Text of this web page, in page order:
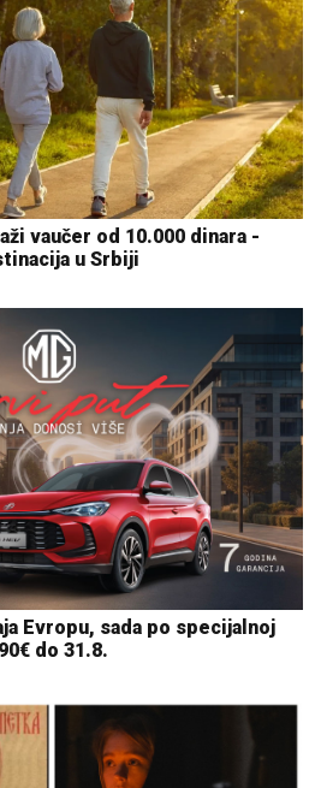
vaučer od 10.000 dinara -
u Srbiji
Evropu, sada po specijalnoj
do 31.8.